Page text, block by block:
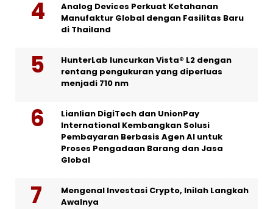
Analog Devices Perkuat Ketahanan
Manufaktur Global dengan Fasilitas Baru
di Thailand
HunterLab luncurkan Vista® L2 dengan
rentang pengukuran yang diperluas
menjadi 710 nm
Lianlian DigiTech dan UnionPay
International Kembangkan Solusi
Pembayaran Berbasis Agen AI untuk
Proses Pengadaan Barang dan Jasa
Global
Mengenal Investasi Crypto, Inilah Langkah
Awalnya